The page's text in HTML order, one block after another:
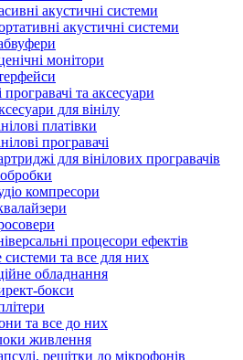
акустичні системи
акустичні системи
монітори
програвачі та аксесуари
для вінілу
платівки
програвачі
для вінілових програвачів
компресори
процесори ефектів
системи та все для них
обладнання
бокси
та все до них
живлення
решітки до мікрофонів